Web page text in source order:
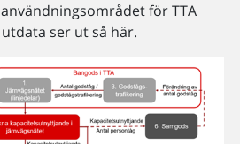
för TTA
ser ut så här.